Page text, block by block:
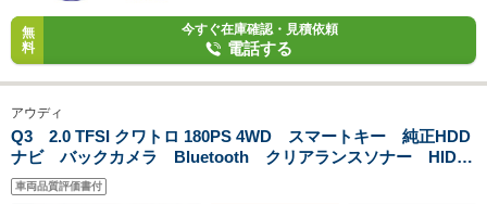
無
料
今すぐ在庫確認・見積依頼
電話する
アウディ
Q3 2.0 TFSI クワトロ 180PS 4WD スマートキー 純正HDD
ナビ バックカメラ Bluetooth クリアランスソナー HIDヘ
ッドライト 純正17インチアルミ 電動テールゲート
車両品質評価書付